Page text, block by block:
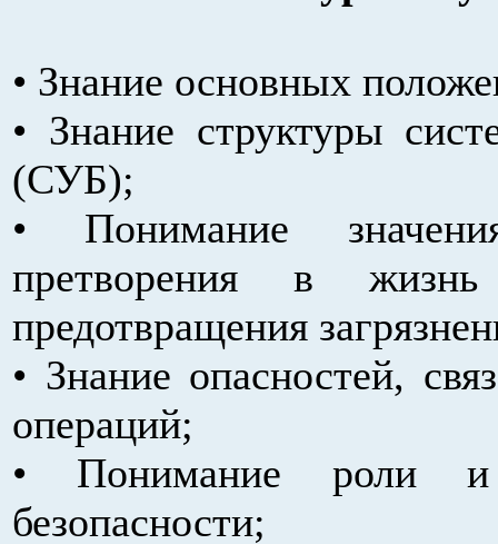
• Знание основных
• Знание структуры
(СУБ);
• Понимание
претворения в
предотвращения
• Знание опасностей,
операций;
• Понимание роли и
безопасности;